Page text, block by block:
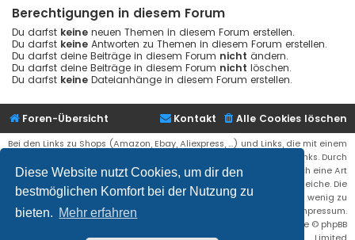
Diese Website nutzt Cookies, um dir den
bestmöglichen Komfort bei der Nutzung zu
bieten. Mehr erfahren
Berechtigungen in diesem Forum
Du darfst keine neuen Themen in diesem Forum erstellen.
Du darfst keine Antworten zu Themen in diesem Forum erstellen.
Du darfst deine Beiträge in diesem Forum nicht ändern.
Du darfst deine Beiträge in diesem Forum nicht löschen.
Du darfst keine Dateianhänge in diesem Forum erstellen.
Foren-Übersicht Alle Cookies löschen
Kontakt
Bei den Links zu Shops (Amazon, Ebay, Aliexpress, ...) und Links, die mit einem
Stern (*) markiert sind, kann es sich um sogenannte Affiliate Links. Durch
den Kauf eines Produktes über einen Affiliate Link erhälte ich eine Art
Umsatzbeteiligung gutgeschrieben. Für euch bleibt der Preis der gleiche. Die
Einnahmen helfen die Hostgebühren für diese Webseite ein wenig zu
reduzieren. Siehe auch das Impressum.
® Forum Software © phpBB